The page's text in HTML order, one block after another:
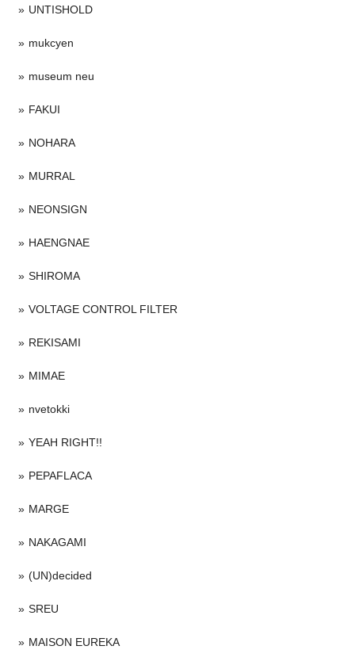
UNTISHOLD
mukcyen
museum neu
FAKUI
NOHARA
MURRAL
NEONSIGN
HAENGNAE
SHIROMA
VOLTAGE CONTROL FILTER
REKISAMI
MIMAE
nvetokki
YEAH RIGHT!!
PEPAFLACA
MARGE
NAKAGAMI
(UN)decided
SREU
MAISON EUREKA